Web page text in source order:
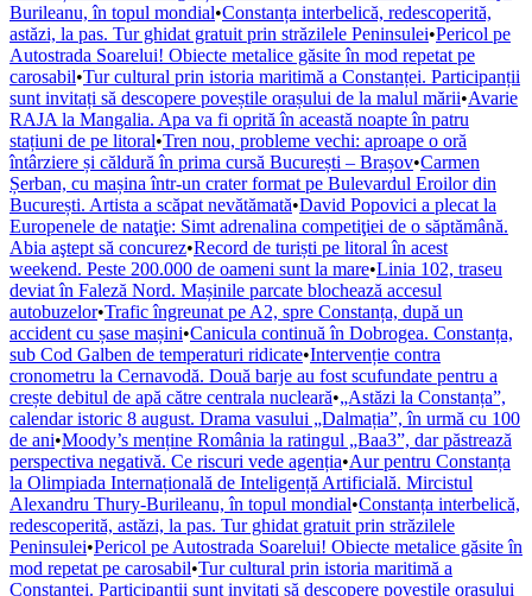
Burileanu, în topul mondial•Constanța interbelică, redescoperită,
astăzi, la pas. Tur ghidat gratuit prin străzilele Peninsulei•Pericol pe
Autostrada Soarelui! Obiecte metalice găsite în mod repetat pe
carosabil•Tur cultural prin istoria maritimă a Constanței. Participanții
sunt invitați să descopere poveștile orașului de la malul mării•Avarie
RAJA la Mangalia. Apa va fi oprită în această noapte în patru
stațiuni de pe litoral•Tren nou, probleme vechi: aproape o oră
întârziere și căldură în prima cursă București – Brașov•Carmen
Șerban, cu mașina într-un crater format pe Bulevardul Eroilor din
București. Artista a scăpat nevătămată•David Popovici a plecat la
Europenele de nataţie: Simt adrenalina competiţiei de o săptămână.
Abia aştept să concurez•Record de turiști pe litoral în acest
weekend. Peste 200.000 de oameni sunt la mare•Linia 102, traseu
deviat în Faleză Nord. Mașinile parcate blochează accesul
autobuzelor•Trafic îngreunat pe A2, spre Constanța, după un
accident cu șase mașini•Canicula continuă în Dobrogea. Constanța,
sub Cod Galben de temperaturi ridicate•Intervenție contra
cronometru la Cernavodă. Două barje au fost scufundate pentru a
crește debitul de apă către centrala nucleară•„Astăzi la Constanța”,
calendar istoric 8 august. Drama vasului „Dalmația”, în urmă cu 100
de ani•Moody’s menține România la ratingul „Baa3”, dar păstrează
perspectiva negativă. Ce riscuri vede agenția•Aur pentru Constanța
la Olimpiada Internațională de Inteligență Artificială. Mircistul
Alexandru Thury-Burileanu, în topul mondial•Constanța interbelică,
redescoperită, astăzi, la pas. Tur ghidat gratuit prin străzilele
Peninsulei•Pericol pe Autostrada Soarelui! Obiecte metalice găsite în
mod repetat pe carosabil•Tur cultural prin istoria maritimă a
Constanței. Participanții sunt invitați să descopere poveștile orașului